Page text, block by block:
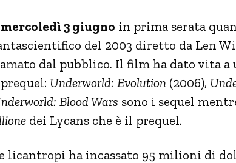
mercoledì 3 giugno in prima serata
del 2003 diretto da Len
dal pubblico. Il film ha dato vita a
Underworld: Evolution (2006),
Blood Wars sono i sequel
dei Lycans che è il prequel.
licantropi ha incassato 95 milioni di